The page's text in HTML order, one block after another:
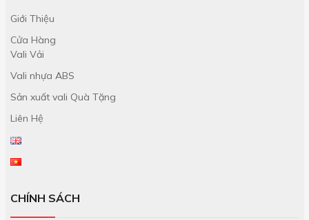
Giới Thiệu
Cửa Hàng
Vali Vải
Vali nhựa ABS
Sản xuất vali Quà Tặng
Liên Hệ
CHÍNH SÁCH